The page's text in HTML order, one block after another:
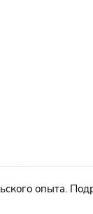
опыта.